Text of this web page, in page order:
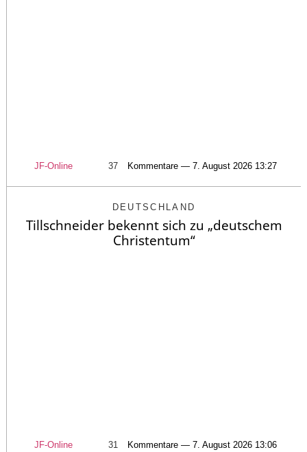
JF-Online 37 Kommentare — 7. August 2026 13:27
DEUTSCHLAND
Tillschneider bekennt sich zu „deutschem
Christentum“
JF-Online 31 Kommentare — 7. August 2026 13:06